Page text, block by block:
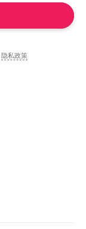
隐私政策